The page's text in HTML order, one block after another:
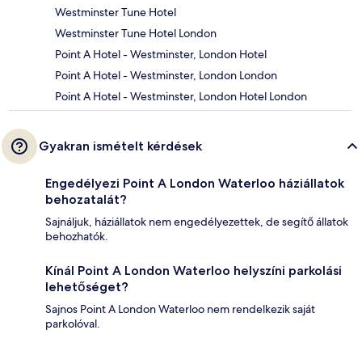
Westminster Tune Hotel
Westminster Tune Hotel London
Point A Hotel - Westminster, London Hotel
Point A Hotel - Westminster, London London
Point A Hotel - Westminster, London Hotel London
Gyakran ismételt kérdések
Engedélyezi Point A London Waterloo háziállatok
behozatalát?
Sajnáljuk, háziállatok nem engedélyezettek, de segítő állatok
behozhatók.
Kínál Point A London Waterloo helyszíni parkolási
lehetőséget?
Sajnos Point A London Waterloo nem rendelkezik saját
parkolóval.